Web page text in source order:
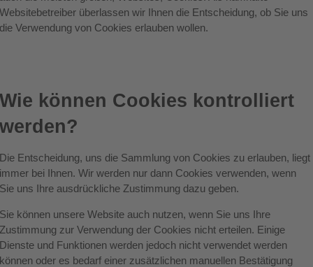
Websitebetreiber überlassen wir Ihnen die Entscheidung, ob Sie uns
die Verwendung von Cookies erlauben wollen.
Wie können Cookies kontrolliert
werden?
Die Entscheidung, uns die Sammlung von Cookies zu erlauben, liegt
immer bei Ihnen. Wir werden nur dann Cookies verwenden, wenn
Sie uns Ihre ausdrückliche Zustimmung dazu geben.
Sie können unsere Website auch nutzen, wenn Sie uns Ihre
Zustimmung zur Verwendung der Cookies nicht erteilen. Einige
Dienste und Funktionen werden jedoch nicht verwendet werden
können oder es bedarf einer zusätzlichen manuellen Bestätigung